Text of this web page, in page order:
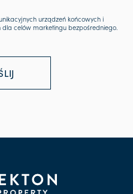
urządzeń końcowych i
celów marketingu bezpośredniego.